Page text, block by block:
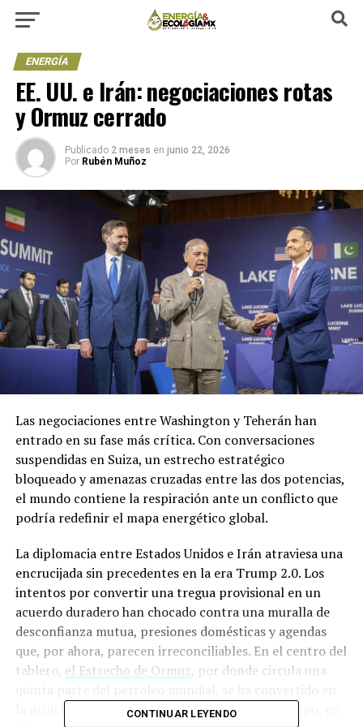
ENERGÍA
EE. UU. e Irán: negociaciones rotas
y Ormuz cerrado
Publicado 2 meses en junio 22, 2026
Por Rubén Muñoz
Las negociaciones entre Washington y Teherán han
entrado en su fase más crítica. Con conversaciones
suspendidas en Suiza, un estrecho estratégico
bloqueado y amenazas cruzadas entre las dos potencias,
el mundo contiene la respiración ante un conflicto que
podría redefinir el mapa energético global.
La diplomacia entre Estados Unidos e Irán atraviesa una
encrucijada sin precedentes en la era Trump 2.0. Los
intentos por convertir una tregua provisional en un
acuerdo duradero han chocado contra una muralla de
desconfianza mutua, presiones domésticas y agendas
que, por ahora, parecen irreconciliables. En el centro del
tablero, el Estrecho de Ormuz, por donde circula una
la principal ficha de negociación y, al mismo tiempo, en
CONTINUAR LEYENDO